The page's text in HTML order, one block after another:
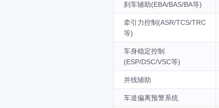
刹车辅助(EBA/BAS/BA等)
牵引力控制(ASR/TCS/TRC
等)
车身稳定控制
(ESP/DSC/VSC等)
并线辅助
车道偏离预警系统